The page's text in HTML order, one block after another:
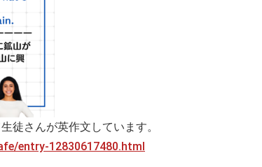
徒さんが英作文しています。
entry-12830617480.html